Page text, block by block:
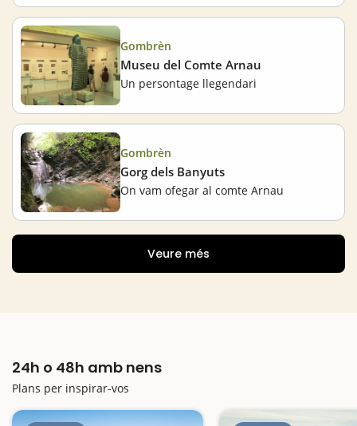
Gombrèn
Museu del Comte Arnau
Un persontage llegendari
Gombrèn
Gorg dels Banyuts
On vam ofegar al comte Arnau
Veure més
24h o 48h amb nens
Plans per inspirar-vos